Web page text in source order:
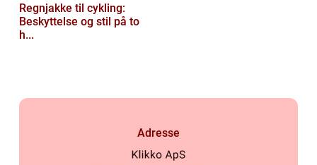
Regnjakke til cykling:
Beskyttelse og stil på to
h...
Adresse